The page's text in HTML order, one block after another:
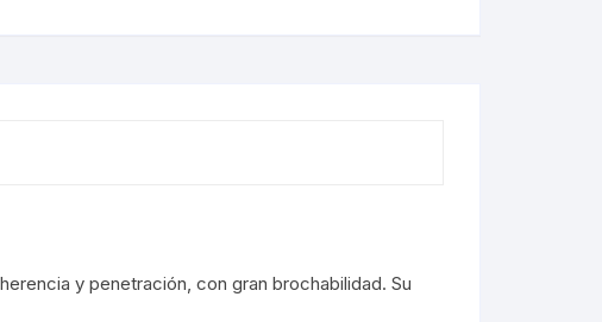
y penetración, con gran brochabilidad. Su